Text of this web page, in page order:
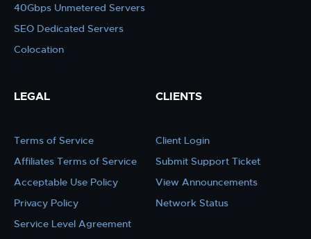
40Gbps Unmetered Servers
SEO Dedicated Servers
Colocation
LEGAL
Terms of Service
Affiliates Terms of Service
Acceptable Use Policy
Privacy Policy
Service Level Agreement
CLIENTS
Client Login
Submit Support Ticket
View Announcements
Network Status